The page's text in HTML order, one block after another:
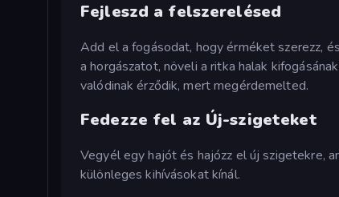
Fejleszd a felszerelésed
Add el a fogásodat, hogy érméket szerezz,
a horgászatot, növeli a ritka halak
valódinak érződik, mert megérdemelted.
Fedezze fel az Új-szigeteket
Vegyél egy hajót és hajózz el új szigetekre,
különleges kihívásokat kínál.